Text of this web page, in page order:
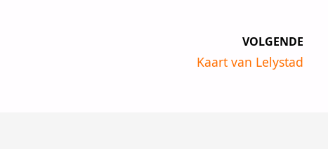
VOLGENDE
Kaart van Lelystad